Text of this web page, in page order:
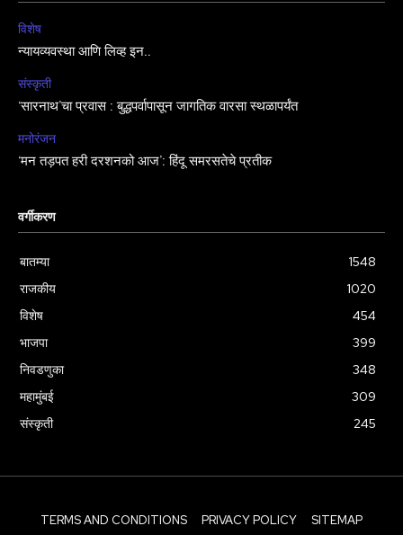
विशेष
न्यायव्यवस्था आणि लिव्ह इन..
संस्कृती
‘सारनाथ’चा प्रवास : बुद्धपर्वापासून जागतिक वारसा स्थळापर्यंत
मनोरंजन
‘मन तड़पत हरी दरशनको आज’: हिंदू समरसतेचे प्रतीक
वर्गीकरण
बातम्या
1548
राजकीय
1020
विशेष
454
भाजपा
399
निवडणुका
348
महामुंबई
309
संस्कृती
245
TERMS AND CONDITIONS PRIVACY POLICY SITEMAP